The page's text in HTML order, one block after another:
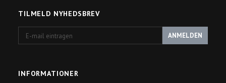
TILMELD NYHEDSBREV
mail
ANMELDEN
INFORMATIONER